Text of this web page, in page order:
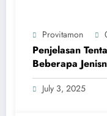
Provitamon
Penjelasan
Beberapa
July 3, 2025